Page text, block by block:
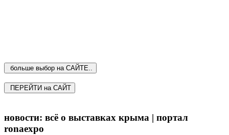
больше выбор на САЙТЕ..
ПЕРЕЙТИ на САЙТ
новости: всё о выставках крыма | портал
ronaexpo